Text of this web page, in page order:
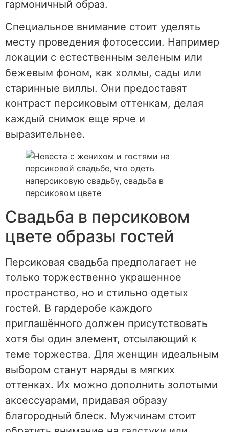
гармоничный образ.
Специальное внимание стоит уделять
месту проведения фотосессии. Например
локации с естественным зеленым или
бежевым фоном, как холмы, сады или
старинные виллы. Они предоставят
контраст персиковым оттенкам, делая
каждый снимок еще ярче и
выразительнее.
Свадьба в персиковом
цвете образы гостей
Персиковая свадьба предполагает не
только торжественно украшенное
пространство, но и стильно одетых
гостей. В гардеробе каждого
приглашённого должен присутствовать
хотя бы один элемент, отсылающий к
теме торжества. Для женщин идеальным
выбором станут наряды в мягких
оттенках. Их можно дополнить золотыми
аксессуарами, придавая образу
благородный блеск. Мужчинам стоит